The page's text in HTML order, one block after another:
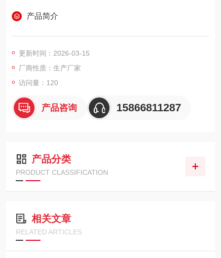
产品简介
更新时间：2026-03-15
厂商性质：生产厂家
访问量：120
产品咨询 15866811287
产品分类
PRODUCT CLASSIFICATION
相关文章
RELATED ARTICLES